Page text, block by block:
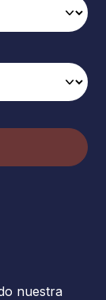
nuestra